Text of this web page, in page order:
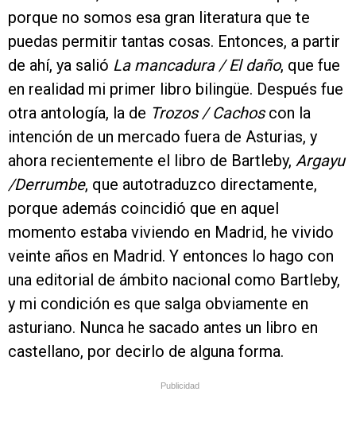
porque no somos esa gran literatura que te
puedas permitir tantas cosas. Entonces, a partir
de ahí, ya salió La mancadura / El daño, que fue
en realidad mi primer libro bilingüe. Después fue
otra antología, la de Trozos / Cachoscon la
intención de un mercado fuera de Asturias, y
ahora recientemente el libro de Bartleby, Argayu
/Derrumbe, que autotraduzco directamente,
porque además coincidió que en aquel
momento estaba viviendo en Madrid, he vivido
veinte años en Madrid. Y entonces lo hago con
una editorial de ámbito nacional como Bartleby,
y mi condición es que salga obviamente en
asturiano. Nunca he sacado antes un libro en
castellano, por decirlo de alguna forma.
Publicidad